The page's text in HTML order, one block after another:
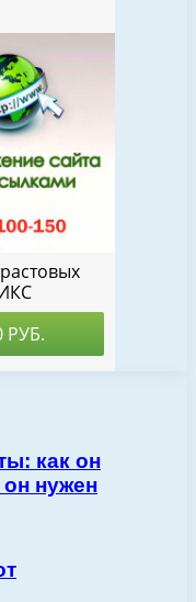
как он
нужен